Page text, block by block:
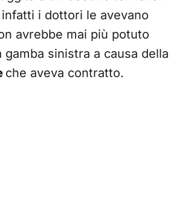
i dottori le avevano
avrebbe mai più potuto
gamba sinistra a causa della
che aveva contratto.